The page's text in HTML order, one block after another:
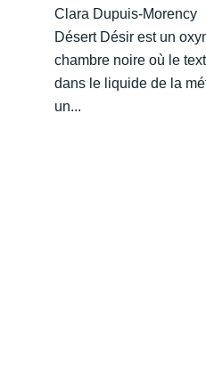
Clara Dupuis-Morency
Désert Désir est un
chambre noire où le
dans le liquide de la
un...